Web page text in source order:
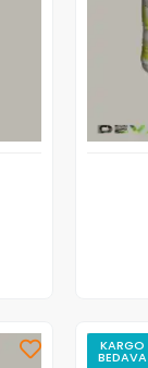
KARGO
BEDAVA